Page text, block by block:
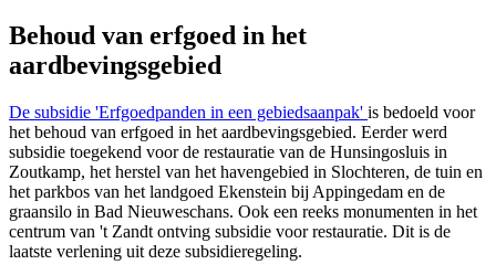
Behoud van erfgoed in het
aardbevingsgebied
De subsidie 'Erfgoedpanden in een gebiedsaanpak' is bedoeld voor
het behoud van erfgoed in het aardbevingsgebied. Eerder werd
subsidie toegekend voor de restauratie van de Hunsingosluis in
Zoutkamp, het herstel van het havengebied in Slochteren, de tuin en
het parkbos van het landgoed Ekenstein bij Appingedam en de
graansilo in Bad Nieuweschans. Ook een reeks monumenten in het
centrum van 't Zandt ontving subsidie voor restauratie. Dit is de
laatste verlening uit deze subsidieregeling.